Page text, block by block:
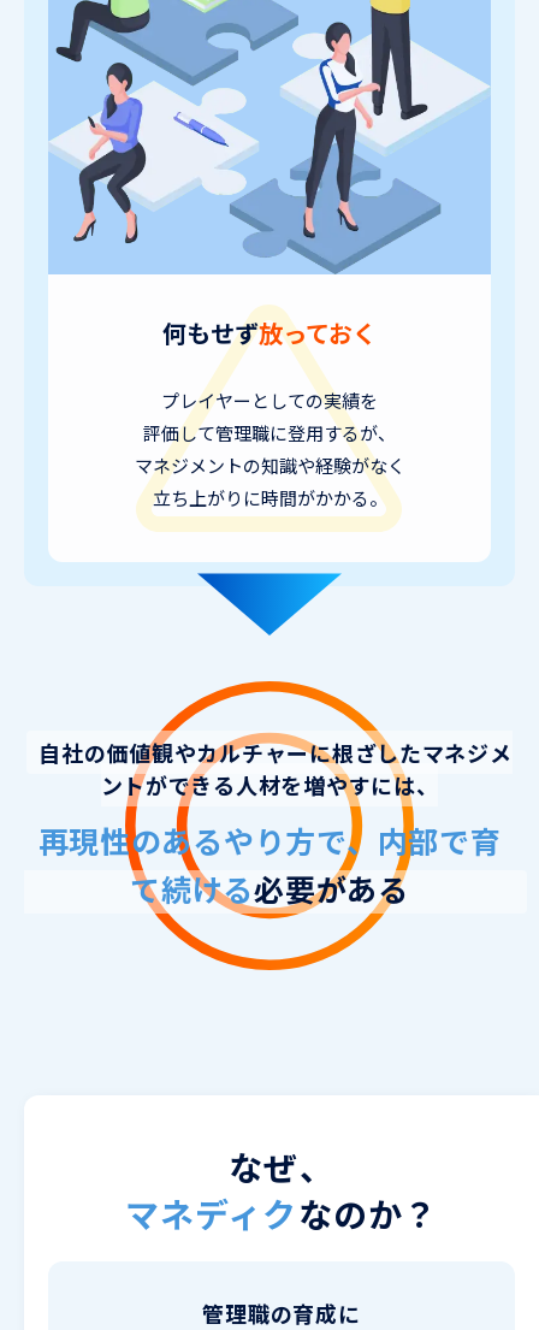
何もせず放っておく
プレイヤーとしての実績を
評価して管理職に登用するが、
マネジメントの知識や経験がなく
立ち上がりに時間がかかる。
自社の価値観やカルチャーに根ざしたマネジメ
ントができる人材を増やすには、
再現性のあるやり方で、内部で育
て続ける必要がある
なぜ、
マネディクなのか？
管理職の育成に